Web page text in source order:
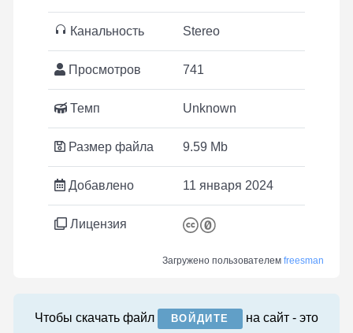
Канальность Stereo
Просмотров 741
Темп Unknown
Размер файла 9.59 Mb
Добавлено 11 января 2024
Лицензия
Загружено пользователем freesman
Чтобы скачать файл ВОЙДИТЕ
на сайт - это